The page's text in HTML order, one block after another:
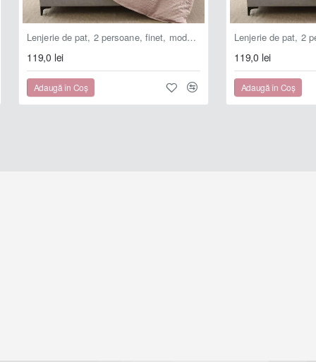
Lenjerie de pat, 2 persoane, finet, model tricotat, 4 piese, cu elastic, uni, crem închis, LELT104
119,0 lei
Adaugă în Coş
119,0 lei
Adaugă în Coş